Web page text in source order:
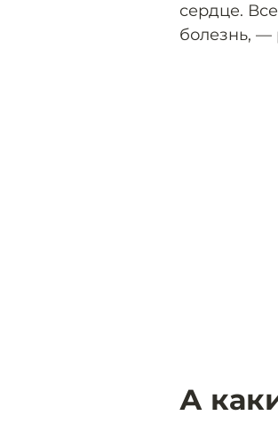
сердце.
болезнь, —
А